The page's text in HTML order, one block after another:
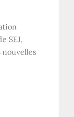
SEJ,
nouvelles